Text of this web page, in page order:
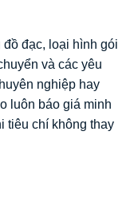
đạc, loại hình gói
và các yêu
nghiệp hay
luôn báo giá minh
tiêu chí không thay